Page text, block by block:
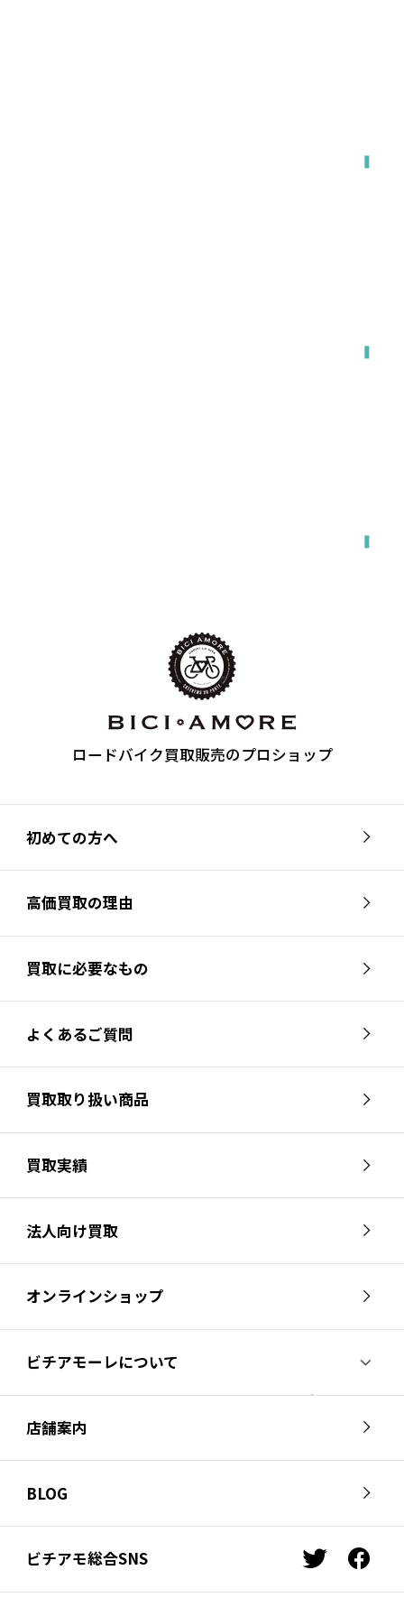
ロードバイク買取販売のプロショップ
初めての方へ
高価買取の理由
買取に必要なもの
よくあるご質問
買取取り扱い商品
買取実績
法人向け買取
オンラインショップ
ビチアモーレについて
ビチアモーレについて
スタッフ紹介
会社概要
店舗案内
芦屋店
南麻布店
サイクルジャージ店
BLOG
お知らせ
スタッフブログ
ビチアモコラム
ビチアモ総合SNS
t
w
f
a